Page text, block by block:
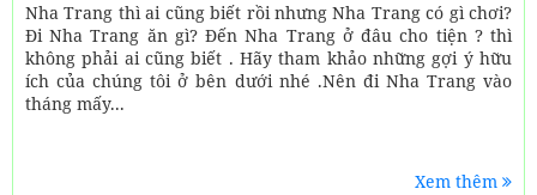
Nha Trang thì ai cũng biết rồi nhưng Nha Trang có gì chơi?
Đi Nha Trang ăn gì? Đến Nha Trang ở đâu cho tiện ? thì
không phải ai cũng biết . Hãy tham khảo những gợi ý hữu
ích của chúng tôi ở bên dưới nhé .Nên đi Nha Trang vào
tháng mấy...
Xem thêm